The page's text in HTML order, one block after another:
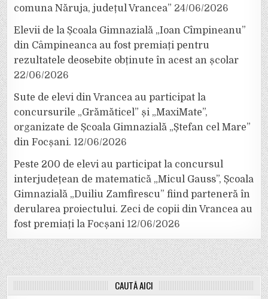
comuna Năruja, județul Vrancea” 24/06/2026
Elevii de la Școala Gimnazială „Ioan Cîmpineanu”
din Câmpineanca au fost premiați pentru
rezultatele deosebite obținute în acest an școlar
22/06/2026
Sute de elevi din Vrancea au participat la
concursurile „Grămăticel” și „MaxiMate”,
organizate de Școala Gimnazială „Ștefan cel Mare”
din Focșani. 12/06/2026
Peste 200 de elevi au participat la concursul
interjudețean de matematică „Micul Gauss”, Școala
Gimnazială „Duiliu Zamfirescu” fiind parteneră în
derularea proiectului. Zeci de copii din Vrancea au
fost premiați la Focșani 12/06/2026
CAUTĂ AICI